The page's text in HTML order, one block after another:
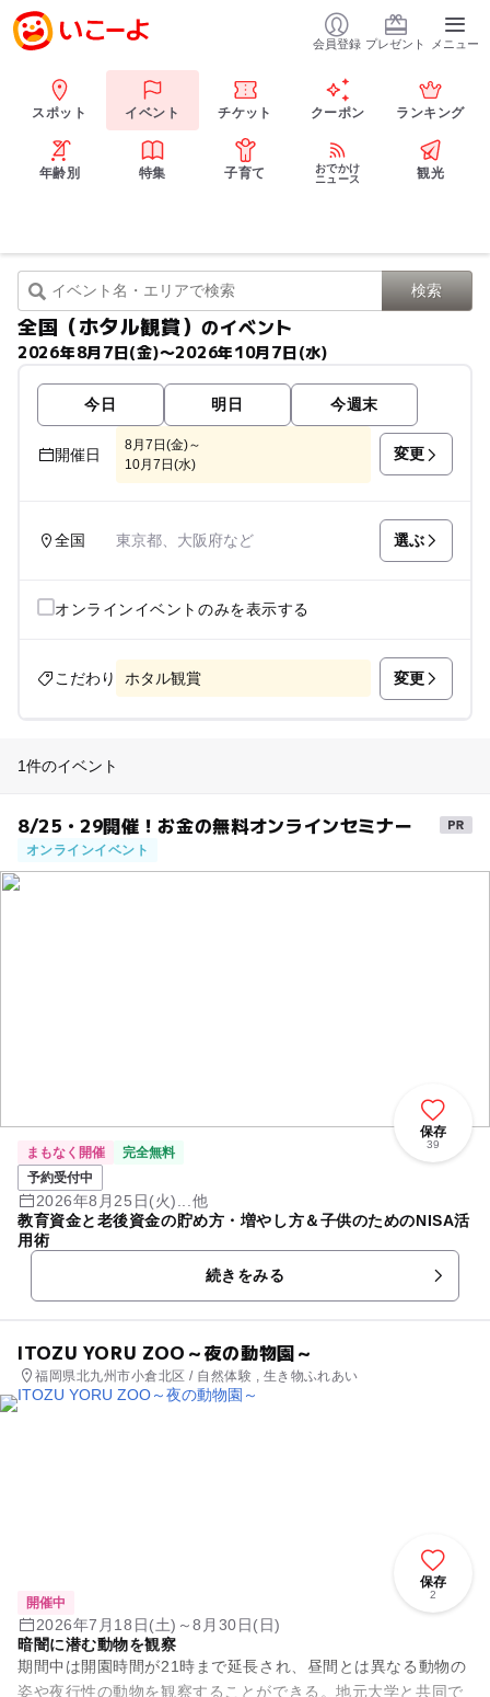
会員登録 プレゼント メニュー
スポット イベント チケット クーポン ランキング
年齢別 特集 子育て
おでかけ
ニュース
観光
全国（ホタル観賞）のイベント
2026年8月7日(金)〜2026年10月7日(水)
今日 明日 今週末
開催日
8月7日(金)～
10月7日(水)
変更
全国 東京都、大阪府など 選ぶ
オンラインイベントのみを表示する
こだわり ホタル観賞 変更
1件のイベント
8/25・29開催！お金の無料オンラインセミナー
オンラインイベント
保存
39
まもなく開催
完全無料
予約受付中
2026年8月25日(火)...他
教育資金と老後資金の貯め方・増やし方＆子供のためのNISA活
用術
続きをみる
ITOZU YORU ZOO～夜の動物園～
福岡県北九州市小倉北区 / 自然体験 , 生き物ふれあい
保存
2
開催中
2026年7月18日(土)～8月30日(日)
暗闇に潜む動物を観察
期間中は開園時間が21時まで延長され、昼間とは異なる動物の
姿や夜行性の動物を観察することができる。地元大学と共同で